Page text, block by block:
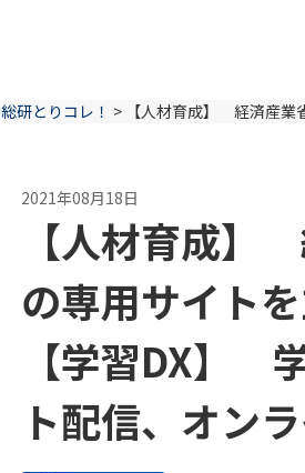
総研とりコレ！ > 【人材育成】 経済産
2021年08月18日
【人材育成
の専用サイト
【学習DX】
ト配信、オン